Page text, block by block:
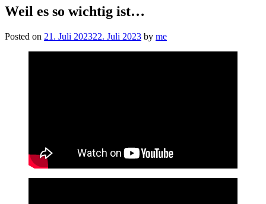
Weil es so wichtig ist…
Posted on 21. Juli 202322. Juli 2023 by me